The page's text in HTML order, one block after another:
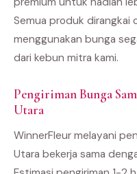
Semua produk dirangkai
menggunakan bunga
dari kebun mitra kami.
Pengiriman Bunga
Utara
WinnerFleur melayani
Utara bekerja sama